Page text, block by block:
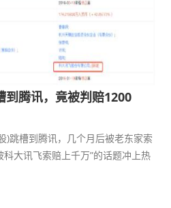
到腾讯，竟被判赔1200
)跳槽到腾讯，几个月后被老东家索
大讯飞索赔上千万”的话题冲上热